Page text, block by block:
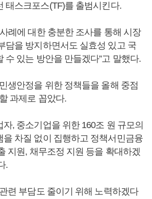
태스크포스(TF)를 출범시킨다.
례에 대한 충분한 조사를 통해 시장
담을 방지하면서도 실효성 있고 국
수 있는 방안을 만들겠다”고 말했다.
생안정을 위한 정책들을 올해 중점
과제로 꼽았다.
, 중소기업을 위한 160조 원 규모의
을 차질 없이 집행하고 정책서민금융
지원, 채무조정 지원 등을 확대하겠
.
련 부담도 줄이기 위해 노력하겠다